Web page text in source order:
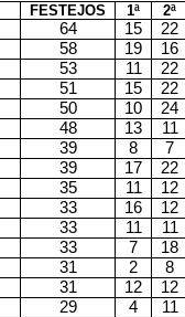
FESTEJOS 1ª 2ª
64 15
22
58 19
16
53 11
22
51 15
22
50 10
24
48 13
11
39 8
7
39 17
22
35 11
12
33 16
12
33 11
11
33 7
18
31 2
8
31 12
12
29 4 11